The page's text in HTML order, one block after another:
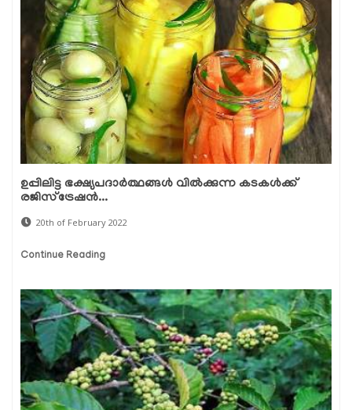
ഉപ്പിലിട്ട ഭക്ഷ്യപദാര്‍ത്ഥങ്ങള്‍ വില്‍ക്കുന്ന കടകള്‍ക്ക്
രജിസ്‌ട്രേഷന്‍...
20th of February 2022
Continue Reading